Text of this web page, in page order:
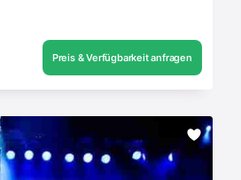
Preis & Verfügbarkeit anfragen